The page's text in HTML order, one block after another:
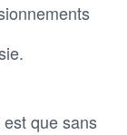
que sans